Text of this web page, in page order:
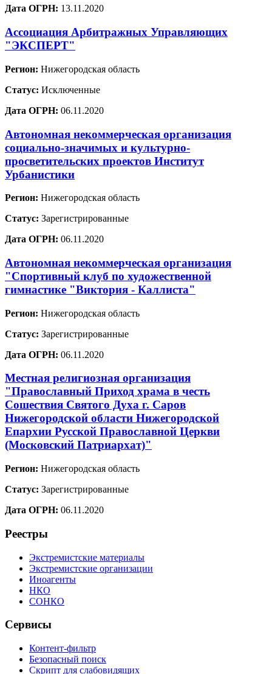
Дата ОГРН: 13.11.2020
Ассоциация Арбитражных Управляющих
"ЭКСПЕРТ"
Регион: Нижегородская область
Статус: Исключенные
Дата ОГРН: 06.11.2020
Автономная некоммерческая организация
социально-значимых и культурно-
просветительских проектов Институт
Урбанистики
Регион: Нижегородская область
Статус: Зарегистрированные
Дата ОГРН: 06.11.2020
Автономная некоммерческая организация
"Спортивный клуб по художественной
гимнастике "Виктория - Каллиста"
Регион: Нижегородская область
Статус: Зарегистрированные
Дата ОГРН: 06.11.2020
Местная религиозная организация
"Православный Приход храма в честь
Сошествия Святого Духа г. Саров
Нижегородской области Нижегородской
Епархии Русской Православной Церкви
(Московский Патриархат)"
Регион: Нижегородская область
Статус: Зарегистрированные
Дата ОГРН: 06.11.2020
Реестры
Экстремистские материалы
Экстремистские организации
Иноагенты
НКО
СОНКО
Сервисы
Контент-фильтр
Безопасный поиск
Скрипт для слабовидящих